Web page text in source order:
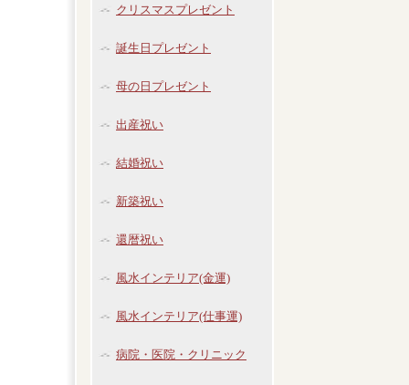
クリスマスプレゼント
誕生日プレゼント
母の日プレゼント
出産祝い
結婚祝い
新築祝い
還暦祝い
風水インテリア(金運)
風水インテリア(仕事運)
病院・医院・クリニック